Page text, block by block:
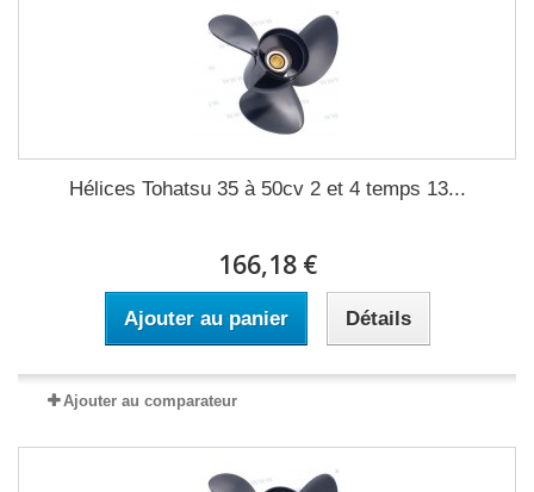
Hélices Tohatsu 35 à 50cv 2 et 4 temps 13...
166,18 €
Ajouter au panier Détails
Ajouter au comparateur